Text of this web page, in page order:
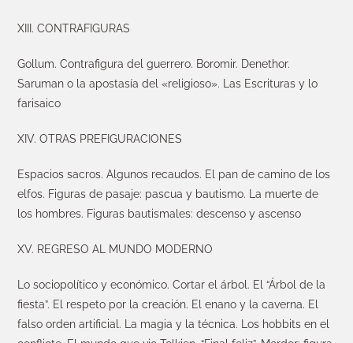
XIII. CONTRAFIGURAS
Gollum. Contrafigura del guerrero. Boromir. Denethor.
Saruman o la apostasía del «religioso». Las Escrituras y lo
farisaico
XIV. OTRAS PREFIGURACIONES
Espacios sacros. Algunos recaudos. El pan de camino de los
elfos. Figuras de pasaje: pascua y bautismo. La muerte de
los hombres. Figuras bautismales: descenso y ascenso
XV. REGRESO AL MUNDO MODERNO
Lo sociopolítico y económico. Cortar el árbol. El “Árbol de la
fiesta”. El respeto por la creación. El enano y la caverna. El
falso orden artificial. La magia y la técnica. Los hobbits en el